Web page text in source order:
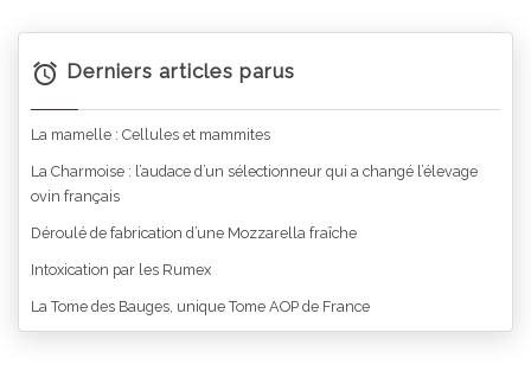
Derniers articles parus
La mamelle : Cellules et mammites
La Charmoise : l’audace d’un sélectionneur qui a changé l’élevage
ovin français
Déroulé de fabrication d’une Mozzarella fraîche
Intoxication par les Rumex
La Tome des Bauges, unique Tome AOP de France